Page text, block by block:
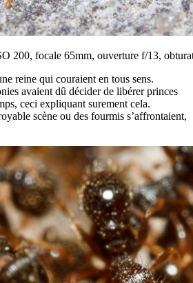
200, focale 65mm, ouverture f/13,
reine qui couraient en tous sens.
avaient dû décider de libérer princes
ceci expliquant surement cela.
scène ou des fourmis s’affrontaient,